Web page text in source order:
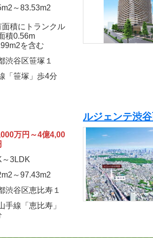
2 ～83.53m2
面積にトランクル
積0.56m
2を含む
渋谷区笹塚１
「笹塚」歩4分
万円～4億4,00
～3LDK
2 ～97.43m2
渋谷区恵比寿１
手線「恵比寿」
ルジェンテ渋